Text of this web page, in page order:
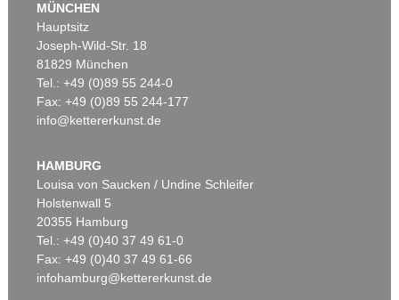
Auktion 482 - Lot 77
Ergebnis:€ 2.091
MÜNCHEN
Hauptsitz
Joseph-Wild-Str. 18
81829 München
Tel.: +49 (0)89 55 244-0
Fax: +49 (0)89 55 244-177
info@kettererkunst.de
HAMBURG
Louisa von Saucken / Undine Schleifer
Holstenwall 5
20355 Hamburg
Tel.: +49 (0)40 37 49 61-0
Fax: +49 (0)40 37 49 61-66
infohamburg@kettererkunst.de